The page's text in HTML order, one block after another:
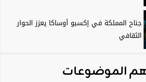
جناح المملكة في إكسبو أوساكا يعزز الحوار
الثقافي
الموضوعات